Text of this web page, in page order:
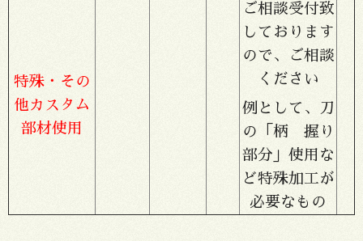
特殊・その
他カスタム
部材使用
ご相談受付致
しております
ので、ご相談
ください
例として、刀
の「柄 握り
部分」使用な
ど特殊加工が
必要なもの